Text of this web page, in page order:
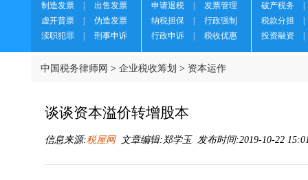
制造发票
出售发票
虚开普票
伪造发票
渎职犯罪
刑事申诉
申请退税
发票管理
纳税担保
行政强制
行政申诉
税收优惠
破产税务
税款分担
投资融资
中国税务律师网 > 企业税收筹划 > 资本运作
谈谈资本溢价转增股本
信息来源:税屋网文章编辑:郑学玉 发布时间:2019-10-22